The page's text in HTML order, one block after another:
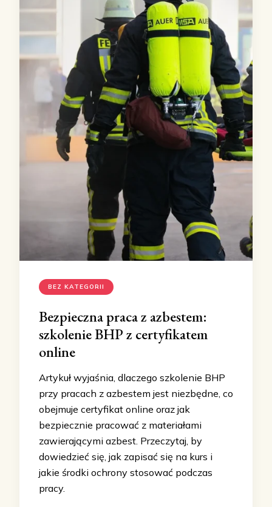
BEZ KATEGORII
Bezpieczna praca z azbestem:
szkolenie BHP z certyfikatem
online
Artykuł wyjaśnia, dlaczego szkolenie BHP
przy pracach z azbestem jest niezbędne, co
obejmuje certyfikat online oraz jak
bezpiecznie pracować z materiałami
zawierającymi azbest. Przeczytaj, by
dowiedzieć się, jak zapisać się na kurs i
jakie środki ochrony stosować podczas
pracy.